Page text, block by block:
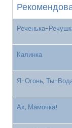
Реченька-
Калинка
Я-Огонь, Ты-
Ах, Мамочка!